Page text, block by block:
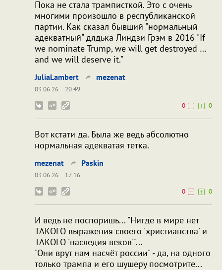
Пока не стала трамписткой. Это с очень
многими произошло в республиканской
партии. Как сказал бывший "нормальный
адекватный" дядька Линдзи Грэм в 2016 "If
we nominate Trump, we will get destroyed …
and we will deserve it."
JuliaLambert mezenat
03.06.26
20:49
0
0
Вот кстати да. Была же ведь абсолютно
нормальная адекватая тетка.
mezenat Paskin
03.06.26
17:16
0
0
И ведь не поспоришь... "Нигде в мире нет
ТАКОГО выражения своего 'христианства' и
ТАКОГО 'наследия веков'"...
"Они врут нам насчёт россии" - да, на одного
только трампа и его шушеру посмотрите...